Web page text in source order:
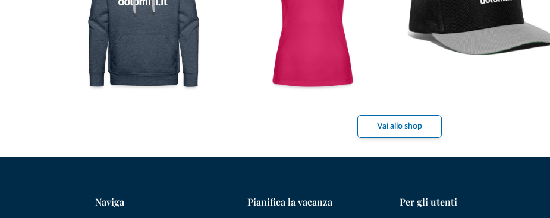
Vai allo shop
Naviga Pianifica la vacanza Per gli utenti